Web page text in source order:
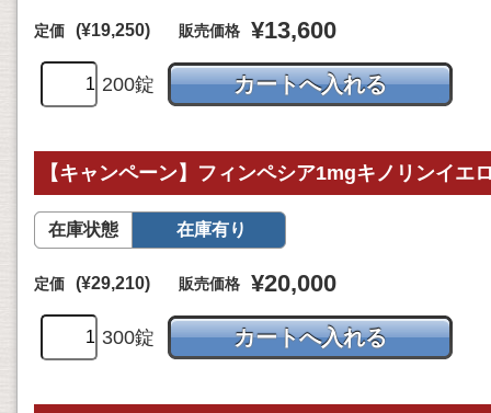
定価 (¥19,250) 販売価格 ¥13,600
200錠
【キャンペーン】フィンペシア1mgキノリンイエ
在庫状態 在庫有り
定価 (¥29,210) 販売価格 ¥20,000
300錠